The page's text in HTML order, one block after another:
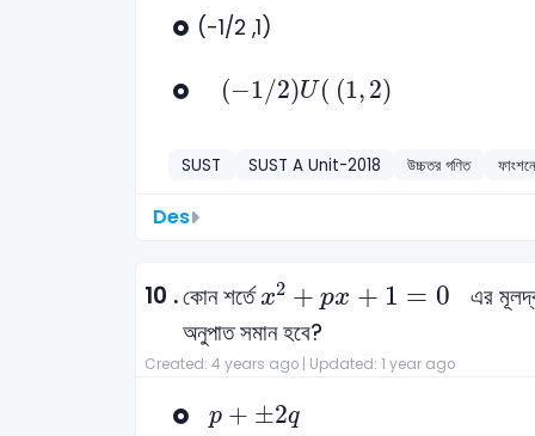
(-1/2 ,1)
(−1/2)U( (1, 2)
( 1 2)U( (1, 2)
SUST SUST A Unit-2018 উচ্চতর গণিত
Des
10 .কোন শর্তেx2 + px + 1 = 0
2 + 1= 0 এর
অনুপাত সমান হবে?
Created: 4 years ago | Updated: 1 year ago
p + ±2q
p + ±2q